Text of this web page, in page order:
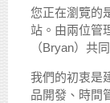
您正在瀏覽的
站。由兩位管
（Bryan）共
我們的初衷是
品開發、時間